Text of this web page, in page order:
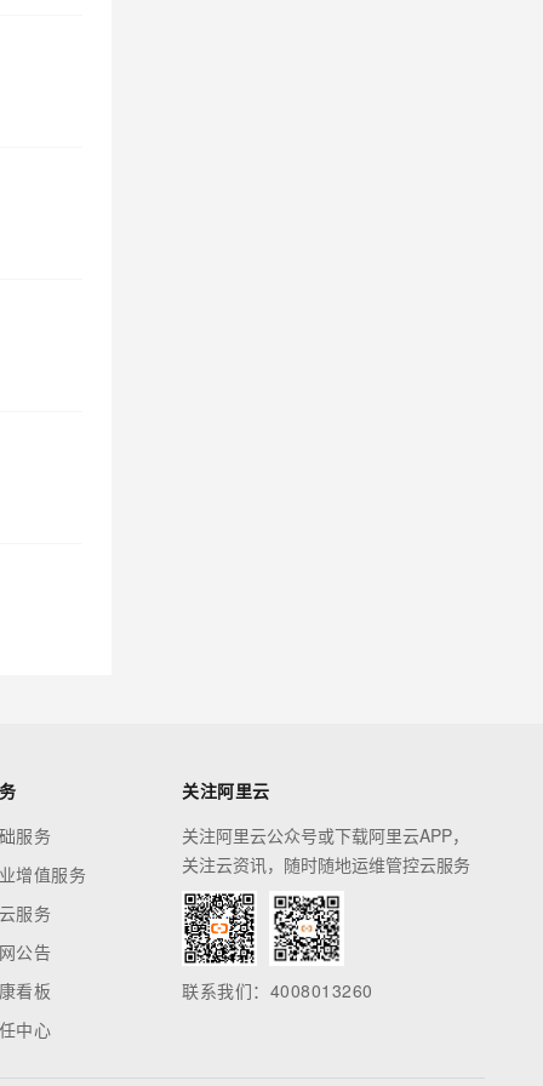
服务
增值服务
服务
公告
看板
中心
关注阿里云
关注阿里云公众号或下载阿里云APP，
关注云资讯，随时随地运维管控云服务
联系我们：4008013260